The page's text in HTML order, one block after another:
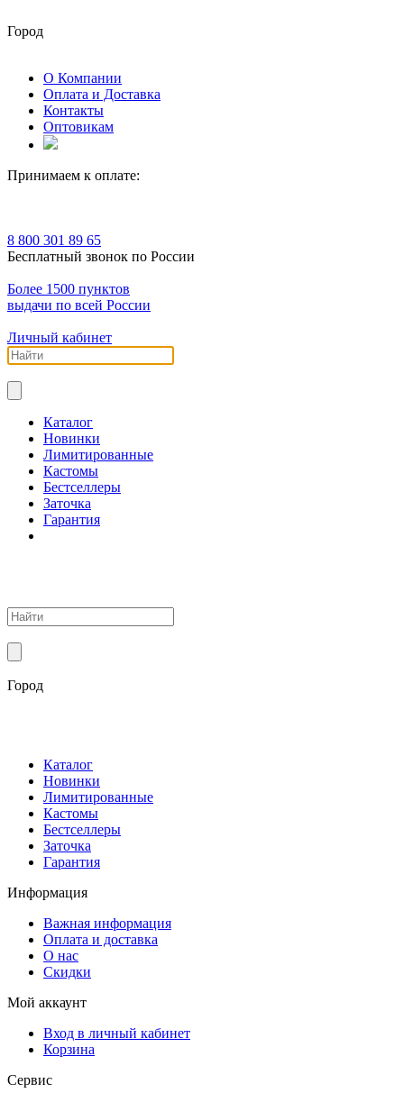
Город
О Компании
Оплата и Доставка
Контакты
Оптовикам
Принимаем к оплате:
8 800 301 89 65
Бесплатный звонок по России
Более 1500 пунктов
выдачи по всей России
Личный кабинет
Каталог
Новинки
Лимитированные
Кастомы
Бестселлеры
Заточка
Гарантия
Город
Каталог
Новинки
Лимитированные
Кастомы
Бестселлеры
Заточка
Гарантия
Информация
Важная информация
Оплата и доставка
О нас
Скидки
Мой аккаунт
Вход в личный кабинет
Корзина
Сервис